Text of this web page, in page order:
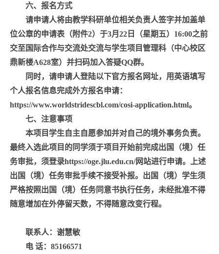
六、报名方式
请申请人将由教学科研单位相关负责人签字并加盖单
位公章的申请表（附件2）于3月 22 日（星期五） 16:00之前
交至国际合作与交流处交流与学生项目管理科（中心校区
鼎新楼A628室）并扫码加入答疑QQ群。
同时，请申请人登陆以下官方报名网址，用英语填写
个人报名信息完成外方报名申请：
https://www.worldstridescbl.com/cosi-application.html。
七、注意事项
本项目学生自主自愿参加并对自己的境外事务负责。
最终入选此项目的同学须于项目开始前完成出国（境）任
务审批，须登录https://oge.jlu.edu.cn/网站进行申请。上述
出国（境）任务审批手续不接受补报。出国（境）学生须
严格按照出国（境）任务同意书执行任务，未经批准不得
随意增加在外停留天数，不得随意改变行程。
联系人：谢慧敏
电 话： 85166571